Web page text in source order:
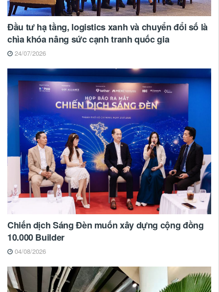
Đầu tư hạ tầng, logistics xanh và chuyển đổi số là
chìa khóa nâng sức cạnh tranh quốc gia
24/07/2026
Chiến dịch Sáng Đèn muốn xây dựng cộng đồng
10.000 Builder
04/08/2026